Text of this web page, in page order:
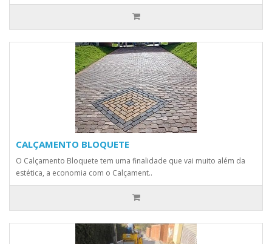
CALÇAMENTO BLOQUETE
O Calçamento Bloquete tem uma finalidade que vai muito além da
estética, a economia com o Calçament..